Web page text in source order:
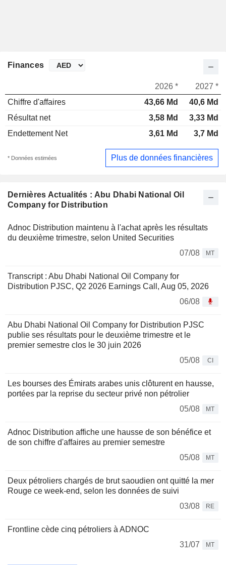
Dernières Actualités : Abu Dhabi National Oil
Company for Distribution
Adnoc Distribution maintenu à l'achat après les résultats
du deuxième trimestre, selon United Securities
07/08
MT
Transcript : Abu Dhabi National Oil Company for
Distribution PJSC, Q2 2026 Earnings Call, Aug 05, 2026
06/08
Abu Dhabi National Oil Company for Distribution PJSC
publie ses résultats pour le deuxième trimestre et le
premier semestre clos le 30 juin 2026
05/08
CI
Les bourses des Émirats arabes unis clôturent en hausse,
portées par la reprise du secteur privé non pétrolier
05/08
MT
Adnoc Distribution affiche une hausse de son bénéfice et
de son chiffre d'affaires au premier semestre
05/08
MT
Deux pétroliers chargés de brut saoudien ont quitté la mer
Rouge ce week-end, selon les données de suivi
03/08
RE
Frontline cède cinq pétroliers à ADNOC
31/07
MT
Finances
2026 *
2027 *
Chiffre d'affaires
43,66 Md
40,6 Md
Résultat net
3,58 Md
3,33 Md
Endettement Net
3,61 Md 3,7 Md
* Données estimées Plus de données financières